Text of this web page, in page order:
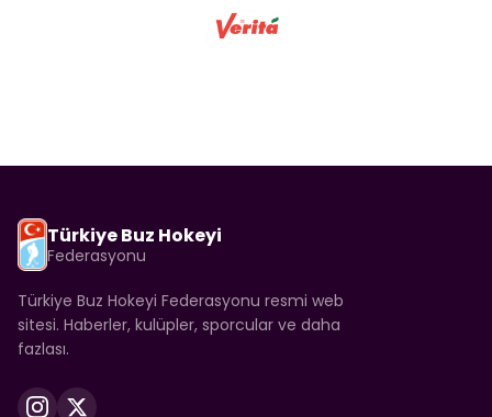
Türkiye Buz Hokeyi
Federasyonu
Türkiye Buz Hokeyi Federasyonu resmi web
sitesi. Haberler, kulüpler, sporcular ve daha
fazlası.